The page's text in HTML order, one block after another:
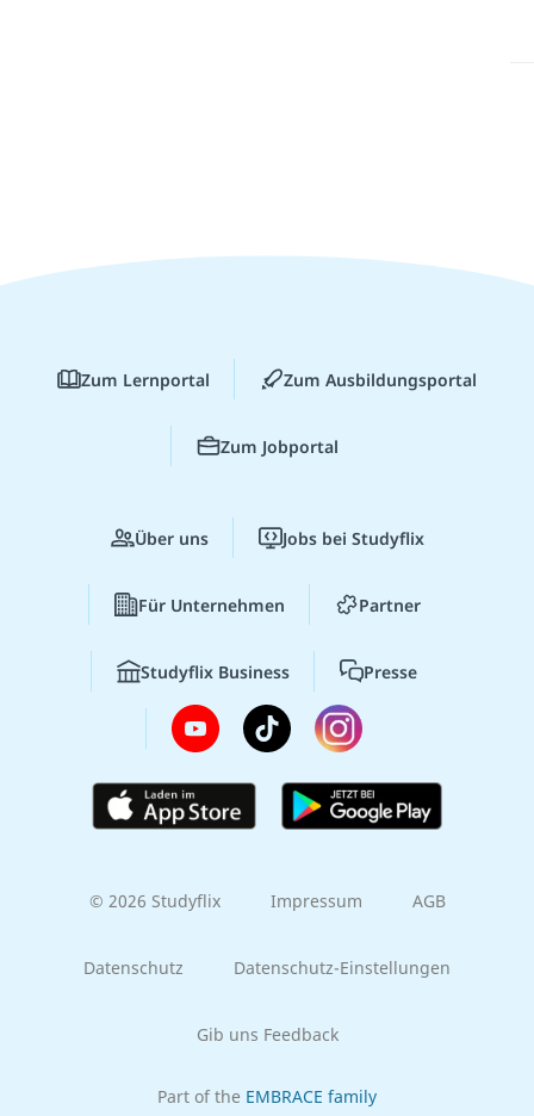
Zum Lernportal Zum Ausbildungsportal
Zum Jobportal
Über uns Jobs bei Studyflix
Für Unternehmen Partner
Studyflix Business Presse
© 2026 Studyflix Impressum AGB
Datenschutz Datenschutz-Einstellungen
Gib uns Feedback
Part of the EMBRACE family